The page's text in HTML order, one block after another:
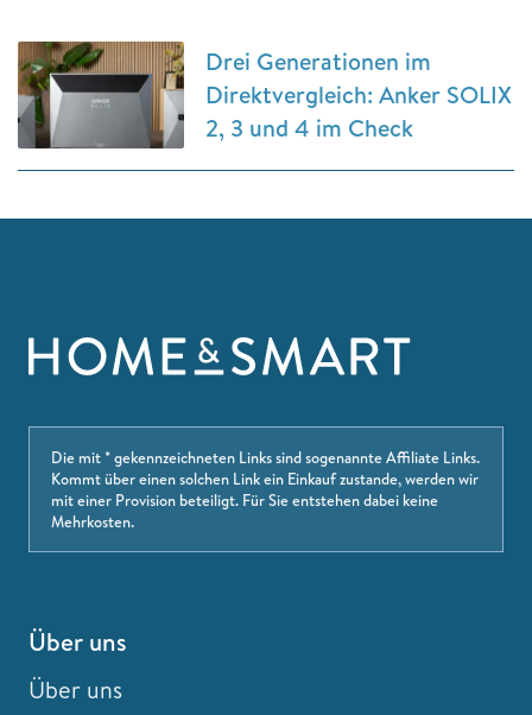
Drei Generationen im
Direktvergleich: Anker SOLIX
2, 3 und 4 im Check
Die mit * gekennzeichneten Links sind sogenannte Affiliate Links.
Kommt über einen solchen Link ein Einkauf zustande, werden wir
mit einer Provision beteiligt. Für Sie entstehen dabei keine
Mehrkosten.
Über uns
Über uns